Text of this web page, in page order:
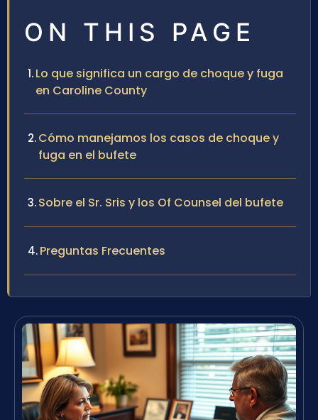
ON THIS PAGE
Lo que significa un cargo de choque y fuga
en Caroline County
Cómo manejamos los casos de choque y
fuga en el bufete
Sobre el Sr. Sris y los Of Counsel del bufete
Preguntas Frecuentes